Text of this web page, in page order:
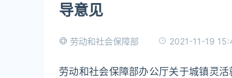
导意见
劳动和社会保障部 2021-11-19
劳动和社会保障部办公厅关于城镇灵